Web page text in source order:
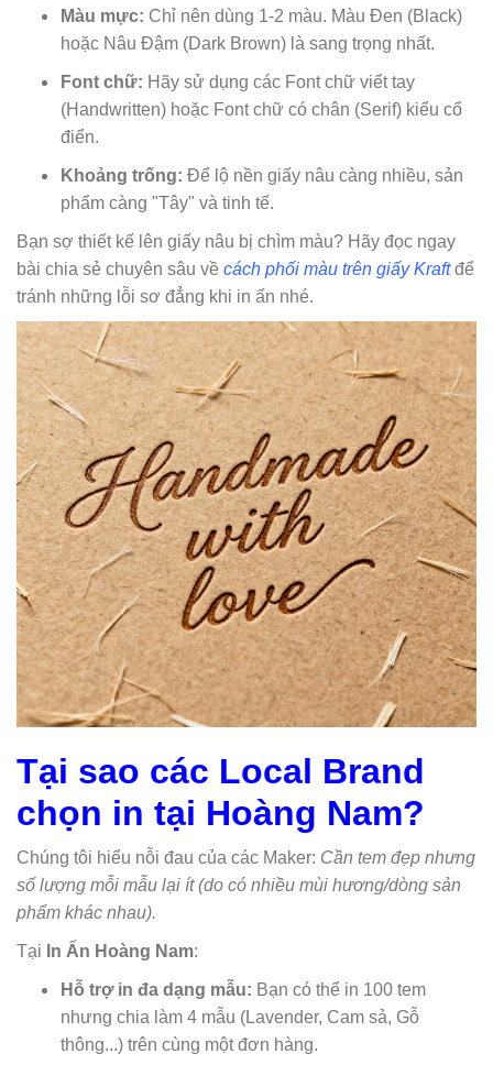
Màu mực: Chỉ nên dùng 1-2 màu. Màu Đen (Black)
hoặc Nâu Đậm (Dark Brown) là sang trọng nhất.
Font chữ: Hãy sử dụng các Font chữ viết tay
(Handwritten) hoặc Font chữ có chân (Serif) kiểu cổ
điển.
Khoảng trống: Để lộ nền giấy nâu càng nhiều, sản
phẩm càng "Tây" và tinh tế.
Bạn sợ thiết kế lên giấy nâu bị chìm màu? Hãy đọc ngay
bài chia sẻ chuyên sâu về cách phối màu trên giấy Kraftđể
tránh những lỗi sơ đẳng khi in ấn nhé.
Tại sao các Local Brand
chọn in tại Hoàng Nam?
Chúng tôi hiểu nỗi đau của các Maker: Cần tem đẹp nhưng
số lượng mỗi mẫu lại ít (do có nhiều mùi hương/dòng sản
phẩm khác nhau).
Tại In Ấn Hoàng Nam:
Hỗ trợ in đa dạng mẫu: Bạn có thể in 100 tem
nhưng chia làm 4 mẫu (Lavender, Cam sả, Gỗ
thông...) trên cùng một đơn hàng.